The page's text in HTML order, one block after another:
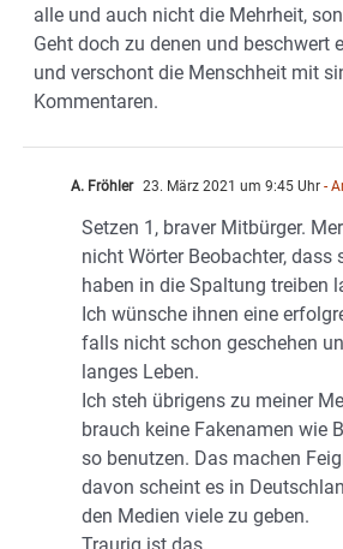
alle und auch nicht die Mehrheit,
Geht doch zu denen und beschwert
und verschont die Menschheit mit
Kommentaren.
A. Fröhler 23. März 2021 um 9:45 Uhr -
Setzen 1, braver Mitbürger.
nicht Wörter Beobachter, dass
haben in die Spaltung treiben
Ich wünsche ihnen eine
falls nicht schon geschehen
langes Leben.
Ich steh übrigens zu meiner
brauch keine Fakenamen wie
so benutzen. Das machen
davon scheint es in
den Medien viele zu geben.